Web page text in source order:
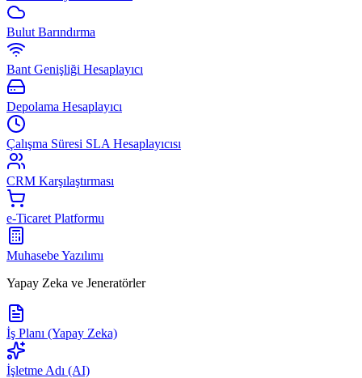
Bulut Barındırma
Bant Genişliği Hesaplayıcı
Depolama Hesaplayıcı
Çalışma Süresi SLA Hesaplayıcısı
CRM Karşılaştırması
e-Ticaret Platformu
Muhasebe Yazılımı
Yapay Zeka ve Jeneratörler
İş Planı (Yapay Zeka)
İşletme Adı (AI)